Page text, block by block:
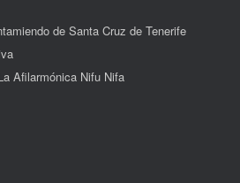
de Santa Cruz de Tenerife
Afilarmónica Nifu Nifa